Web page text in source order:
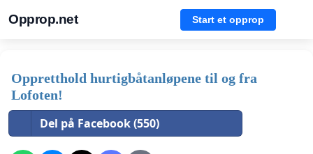
Opprop.net Start et opprop
Oppretthold hurtigbåtanløpene til og fra
Lofoten!
Del på Facebook (550)